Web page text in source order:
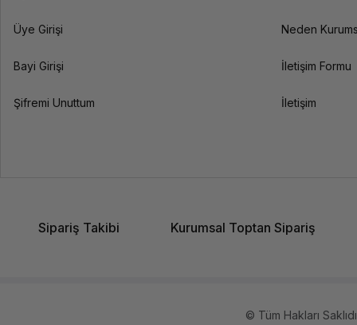
Üye Girişi
Bayi Girişi
Şifremi Unuttum
Neden
İletişim Formu
İletişim
Sipariş Takibi Kurumsal Toptan Sipariş
© Tüm Hakları